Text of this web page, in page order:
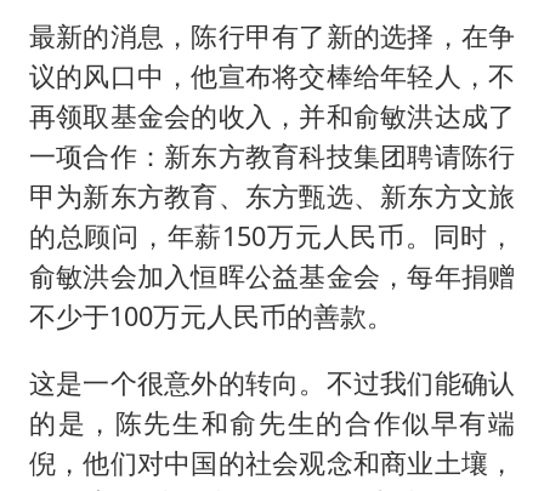
最新的消息，陈行甲有了新的选择，在争
议的风口中，他宣布将交棒给年轻人，不
再领取基金会的收入，并和俞敏洪达成了
一项合作：新东方教育科技集团聘请陈行
甲为新东方教育、东方甄选、新东方文旅
的总顾问，年薪150万元人民币。同时，
俞敏洪会加入恒晖公益基金会，每年捐赠
不少于100万元人民币的善款。
这是一个很意外的转向。不过我们能确认
的是，陈先生和俞先生的合作似早有端
倪，他们对中国的社会观念和商业土壤，